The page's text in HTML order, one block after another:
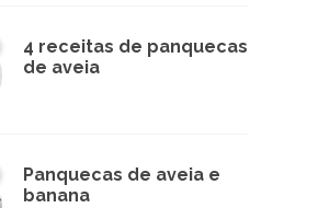
4 receitas de panquecas
de aveia
Panquecas de aveia e
banana